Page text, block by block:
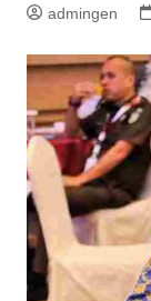
admingen